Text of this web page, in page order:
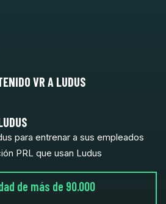
VR A LUDUS
para entrenar a sus empleados
PRL que usan Ludus
de más de 90.000